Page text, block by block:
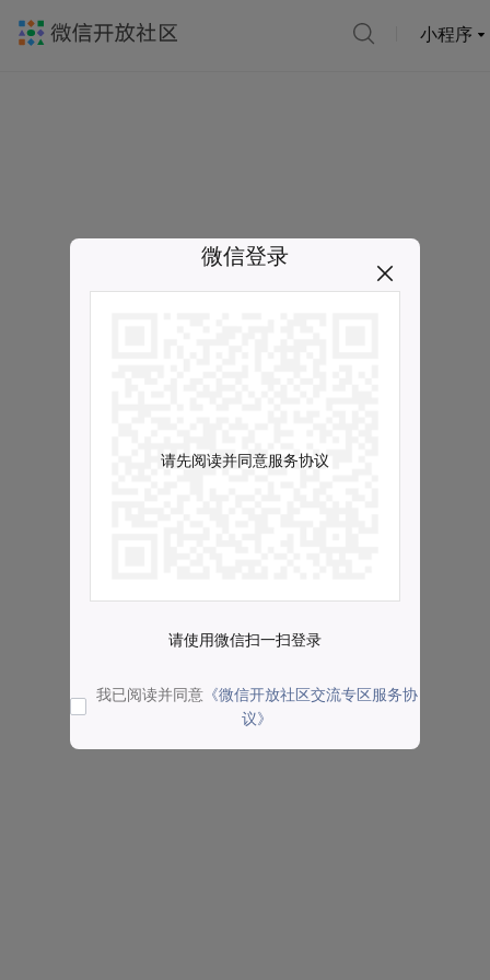
小程序
微信登录
请先阅读并同意服务协议
请使用微信扫一扫登录
我已阅读并同意 《微信开放社区交流专区服务协
议》